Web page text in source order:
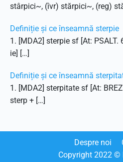
stârpici~, (îvr) stărpici~, (reg)
Definiție și ce înseamnă sterpie
1. [MDA2] sterpie sf [At:
ie] […]
Definiție și ce înseamnă
1. [MDA2] sterpitate sf [At:
sterp + […]
Despre noi
Copyright 2022 ©